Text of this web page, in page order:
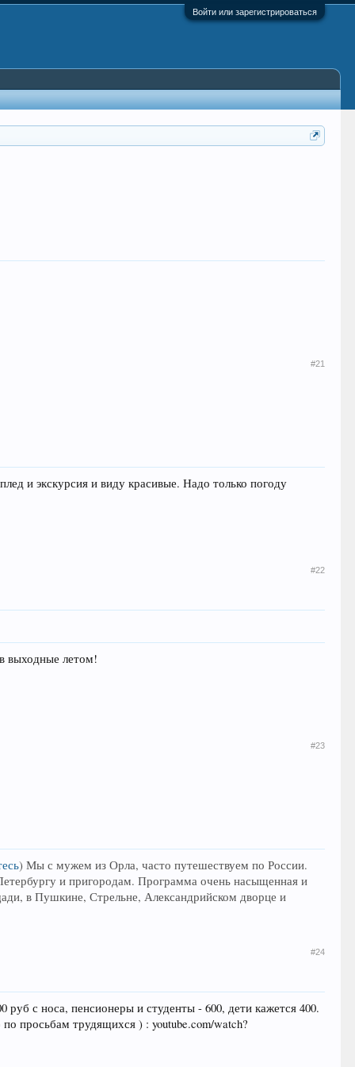
Войти или зарегистрироваться
#21
и экскурсия и виду красивые. Надо только погоду
#22
выходные летом!
#23
) Мы с мужем из Орла, часто путешествуем по России.
и пригородам. Программа очень насыщенная и
в Пушкине, Стрельне, Александрийском дворце и
#24
с носа, пенсионеры и студенты - 600, дети кажется 400.
просьбам трудящихся ) : youtube.com/watch?